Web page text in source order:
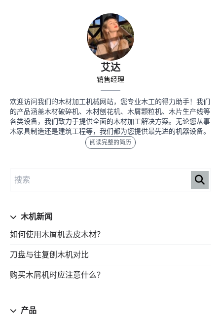
艾达
销售经理
欢迎访问我们的木材加工机械网站，您专业木工的得力助手！我们
的产品涵盖木材破碎机、木材刨花机、木屑颗粒机、木片生产线等
各类设备，我们致力于提供全面的木材加工解决方案。无论您从事
木家具制造还是建筑工程等，我们都为您提供最先进的机器设备。
阅读完整的简历
木机新闻
如何使用木屑机去皮木材？
刀盘与往复刨木机对比
购买木屑机时应注意什么？
产品